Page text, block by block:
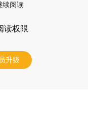
续阅读
读权限
升级